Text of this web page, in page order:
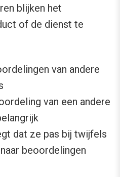
blijken het
of de dienst te
van andere
van een andere
dat ze pas bij twijfels
beoordelingen